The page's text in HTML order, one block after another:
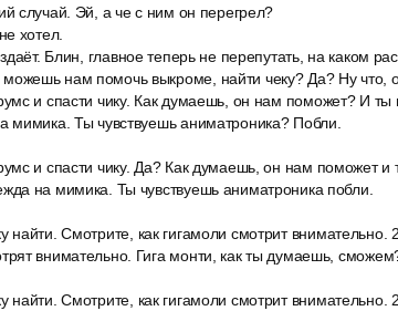
случай. Эй, а че с ним он перегрел?
хотел.
Блин, главное теперь не перепутать, на каком
нам помочь выкроме, найти чеку? Да? Ну что,
и спасти чику. Как думаешь, он нам поможет? И
мимика. Ты чувствуешь аниматроника? Побли.
и спасти чику. Да? Как думаешь, он нам поможет
на мимика. Ты чувствуешь аниматроника побли.
Смотрите, как гигамоли смотрит внимательно.
внимательно. Гига монти, как ты думаешь,
Смотрите, как гигамоли смотрит внимательно.